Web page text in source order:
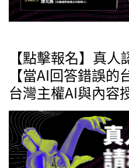
【點擊報名】真人
【當AI回答錯誤
台灣主權AI與內容